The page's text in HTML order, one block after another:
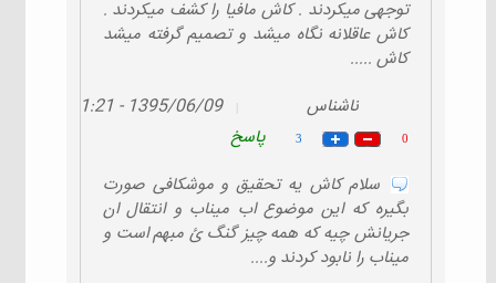
توجهی میکردند . کاش مافیا را کشف میکردند .
کاش عاقلانه نگاه میشد و تصمیم گرفته میشد
کاش .....
ناشناس
1395/06/09 - 11:21
0
3
پاسخ
سلام کاش یه تحقیق و موشکافی صورت
بگیره که این موضوع اب میناب و انتقال ان
جریانش چیه که همه چیز گنگ ئ مبهم است و
میناب را نابود کردند و....